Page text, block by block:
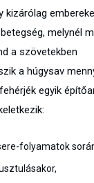
kizárólag
melynél
a szövetekben
a húgysav
egyik
folyamatok